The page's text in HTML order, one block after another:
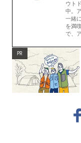
ウト
中。
一緒
を満
で、
PR